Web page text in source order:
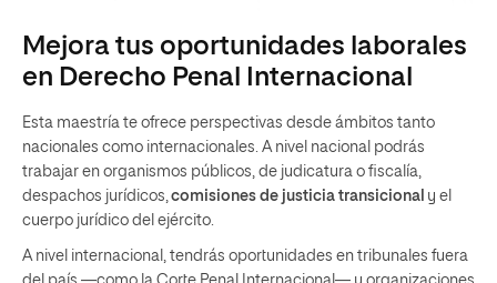
Mejora tus oportunidades laborales
en Derecho Penal Internacional
Esta maestría te ofrece perspectivas desde ámbitos tanto
nacionales como internacionales. A nivel nacional podrás
trabajar en organismos públicos, de judicatura o fiscalía,
despachos jurídicos,comisiones de justicia transicional y el
cuerpo jurídico del ejército.
A nivel internacional, tendrás oportunidades en tribunales fuera